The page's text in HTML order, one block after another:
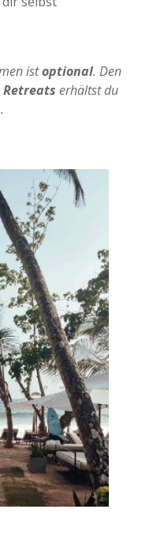
istoptional. Den
erhältst du
.